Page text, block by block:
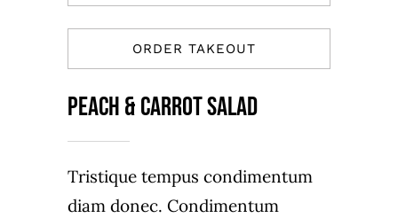
ORDER TAKEOUT
Peach & carrot salad
Tristique tempus condimentum
diam donec. Condimentum